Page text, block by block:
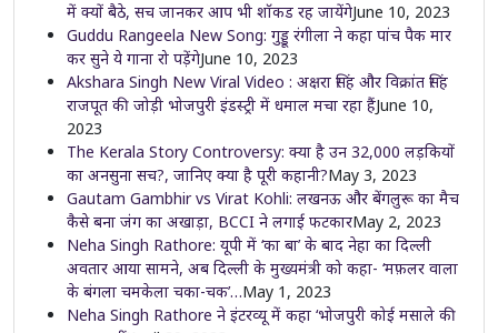
में क्यों बैठे, सच जानकर आप भी शॉकड रह जायेंगेJune 10, 2023
Guddu Rangeela New Song: गुड्डू रंगीला ने कहा पांच पैक मार
कर सुने ये गाना रो पड़ेंगेJune 10, 2023
Akshara Singh New Viral Video : अक्षरा सिंह और विक्रांत सिंह
राजपूत की जोड़ी भोजपुरी इंडस्ट्री में धमाल मचा रहा हैंJune 10,
2023
The Kerala Story Controversy: क्या है उन 32,000 लड़कियों
का अनसुना सच?, जानिए क्या है पूरी कहानी?May 3, 2023
Gautam Gambhir vs Virat Kohli: लखनऊ और बेंगलुरू का मैच
कैसे बना जंग का अखाड़ा, BCCI ने लगाई फटकारMay 2, 2023
Neha Singh Rathore: यूपी में ‘का बा’ के बाद नेहा का दिल्ली
अवतार आया सामने, अब दिल्ली के मुख्यमंत्री को कहा- ‘मफ़लर वाला
के बंगला चमकेला चका-चक’…May 1, 2023
Neha Singh Rathore ने इंटरव्यू में कहा ‘भोजपुरी कोई मसाले की